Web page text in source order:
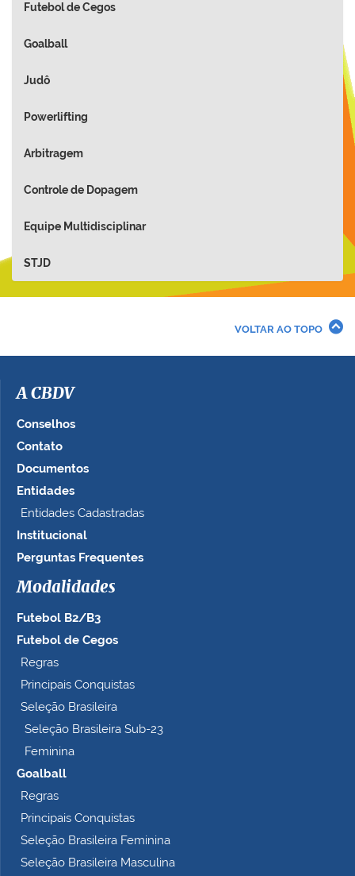
Futebol de Cegos
Goalball
Judô
Powerlifting
Arbitragem
Controle de Dopagem
Equipe Multidisciplinar
STJD
VOLTAR AO TOPO
A CBDV
Conselhos
Contato
Documentos
Entidades
Entidades Cadastradas
Institucional
Perguntas Frequentes
Modalidades
Futebol B2/B3
Futebol de Cegos
Regras
Principais Conquistas
Seleção Brasileira
Seleção Brasileira Sub-23
Feminina
Goalball
Regras
Principais Conquistas
Seleção Brasileira Feminina
Seleção Brasileira Masculina